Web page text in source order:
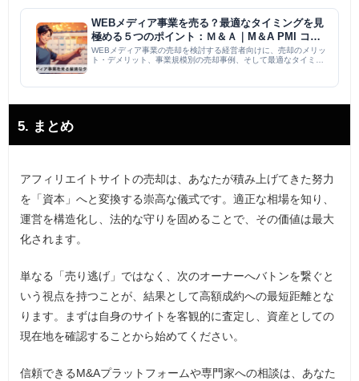
WEBメディア事業を売る？最適なタイミングを見
極める５つのポイント：Ｍ＆Ａ｜M＆A PMI コラ
ム
WEBメディア事業の売却を検討する経営者向けに、売却のメリッ
ト・デメリット、事業規模別の売却事例、そして最適なタイミン
なアドバ...
5. まとめ
アフィリエイトサイトの売却は、あなたが積み上げてきた努力
を「資本」へと変換する崇高な儀式です。適正な相場を知り、
運営を構造化し、法的な守りを固めることで、その価値は最大
化されます。
単なる「売り逃げ」ではなく、次のオーナーへバトンを繋ぐと
いう視点を持つことが、結果として高額成約への最短距離とな
ります。まずは自身のサイトを客観的に査定し、資産としての
現在地を確認することから始めてください。
信頼できるM&Aプラットフォームや専門家への相談は、あなた